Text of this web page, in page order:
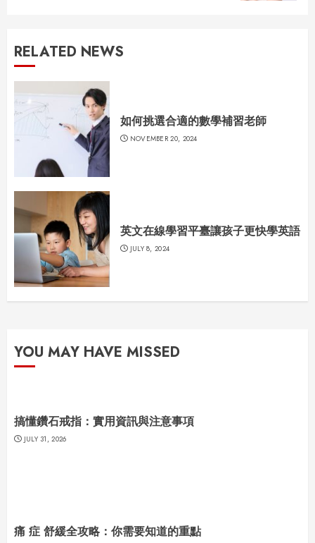
RELATED NEWS
如何挑選合適的數學補習老師
NOVEMBER 20, 2024
英文在線學習平臺讓孩子更快學英語
JULY 8, 2024
YOU MAY HAVE MISSED
搞懂鑽石戒指：實用資訊與注意事項
JULY 31, 2026
痛 症 舒緩全攻略：你需要知道的重點